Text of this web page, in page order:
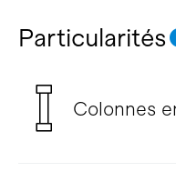
Particularités
Colonnes